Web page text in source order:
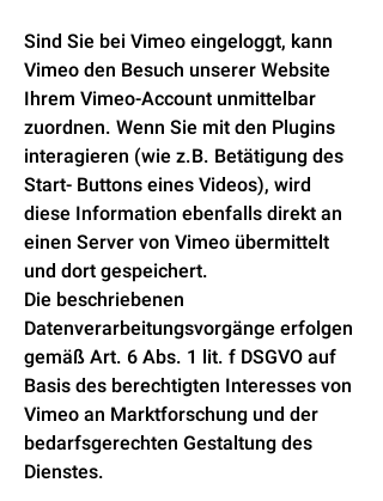
Sind Sie bei Vimeo eingeloggt, kann
Vimeo den Besuch unserer Website
Ihrem Vimeo-Account unmittelbar
zuordnen. Wenn Sie mit den Plugins
interagieren (wie z.B. Betätigung des
Start- Buttons eines Videos), wird
diese Information ebenfalls direkt an
einen Server von Vimeo übermittelt
und dort gespeichert.
Die beschriebenen
Datenverarbeitungsvorgänge erfolgen
gemäß Art. 6 Abs. 1 lit. f DSGVO auf
Basis des berechtigten Interesses von
Vimeo an Marktforschung und der
bedarfsgerechten Gestaltung des
Dienstes.